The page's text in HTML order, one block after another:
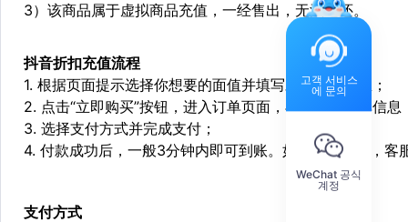
3）该商品属于虚拟商品充值，一经售出，无法退还。
抖音折扣充值流程
1. 根据页面提示选择你想要的面值并填写对应充值信息；
2. 点击“立即购买”按钮，进入订单页面，再次确定订单信息
3. 选择支付方式并完成支付；
4. 付款成功后，一般3分钟内即可到账。如遇特殊情况，
支付方式
고객 서비스
에 문의
WeChat 공식
계정